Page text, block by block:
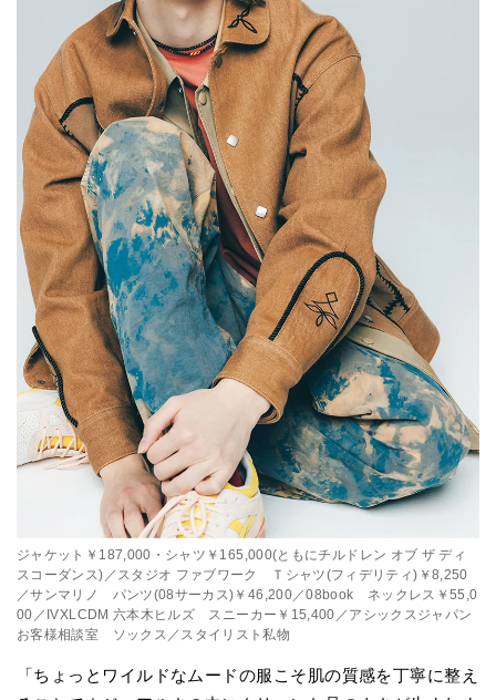
ジャケット￥187,000・シャツ￥165,000(ともにチルドレン オブ ザ ディ
スコーダンス)／スタジオ ファブワーク Ｔシャツ(フィデリティ)￥8,250
／サンマリノ パンツ(08サーカス)￥46,200／08book ネックレス￥55,0
00／IVXLCDM 六本木ヒルズ スニーカー￥15,400／アシックスジャパン
お客様相談室 ソックス／スタイリスト私物
「ちょっとワイルドなムードの服こそ肌の質感を丁寧に整え